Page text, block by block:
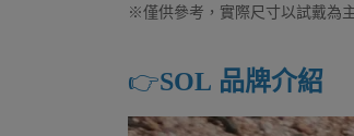
※僅供參考，實際尺寸以試戴為
👉️SOL 品牌介紹